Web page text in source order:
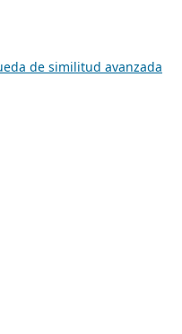
de similitud avanzada